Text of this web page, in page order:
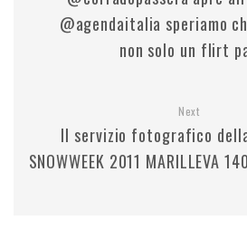
@agendaitalia speriamo
non solo un flirt
Next
Il servizio fotografico
SNOWWEEK 2011 MARILLEVA